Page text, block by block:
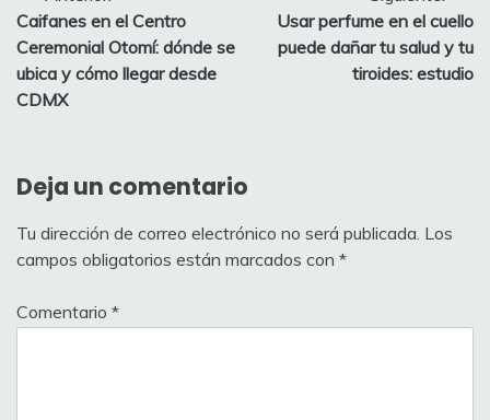
de
entradas
Caifanes en el Centro
Ceremonial Otomí: dónde se
ubica y cómo llegar desde
CDMX
Usar perfume en el cuello
puede dañar tu salud y tu
tiroides: estudio
Deja un comentario
Tu dirección de correo electrónico no será publicada. Los
campos obligatorios están marcados con *
Comentario *